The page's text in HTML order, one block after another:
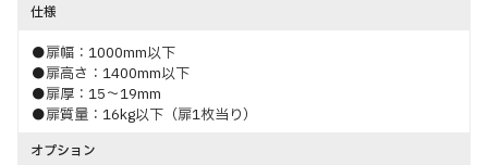
仕様
●扉幅：1000mm以下
●扉高さ：1400mm以下
●扉厚：15～19mm
●扉質量：16kg以下（扉1枚当り）
オプション